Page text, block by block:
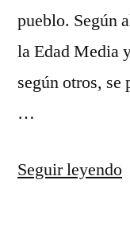
pueblo. Según
la Edad Media
según otros,
…
Seguir leyendo